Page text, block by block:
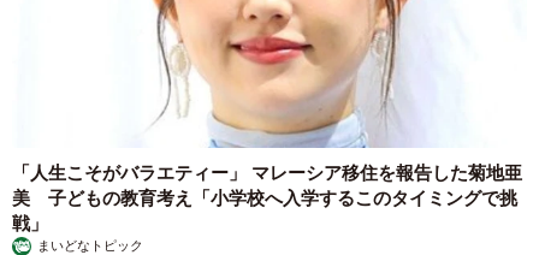
「人生こそがバラエティー」 マレーシア移住を報告した菊地亜
美 子どもの教育考え「小学校へ入学するこのタイミングで挑
戦」
まいどなトピック